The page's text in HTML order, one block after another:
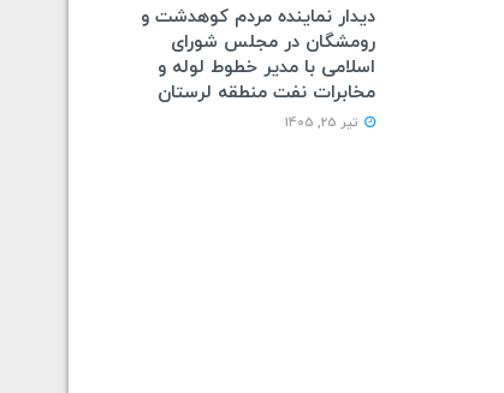
دیدار نماینده مردم کوهدشت و
رومشگان در مجلس شورای
اسلامی با مدیر خطوط لوله و
مخابرات نفت منطقه لرستان
تیر 25, 1405